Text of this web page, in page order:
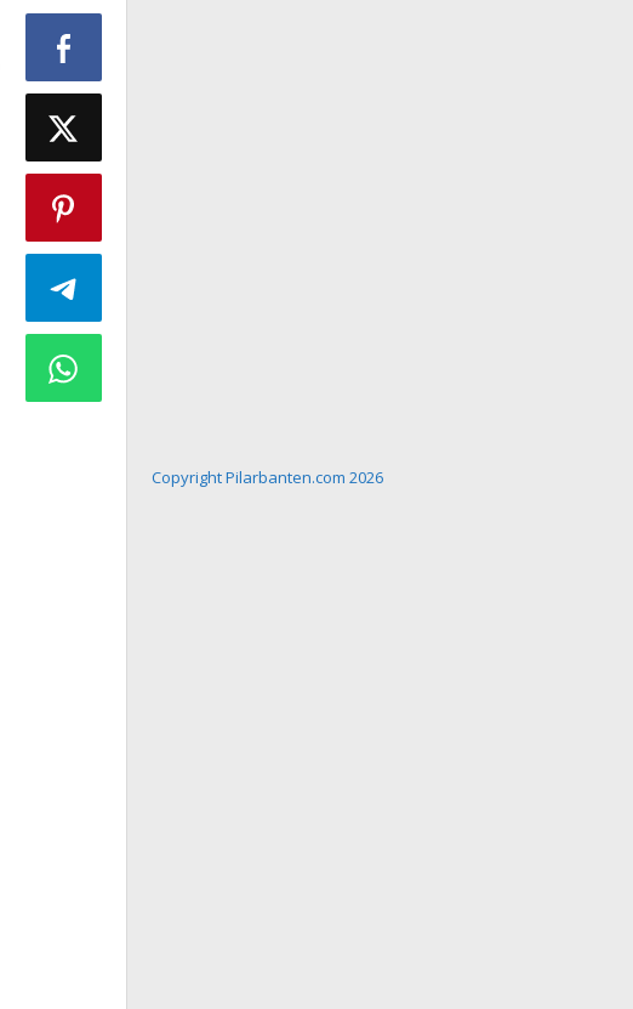
Copyright Pilarbanten.com 2026